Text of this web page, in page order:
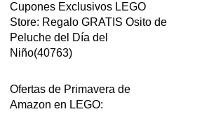
Cupones Exclusivos LEGO
Store: Regalo GRATIS Osito de
Peluche del Día del
Niño(40763)
Ofertas de Primavera de
Amazon en LEGO: